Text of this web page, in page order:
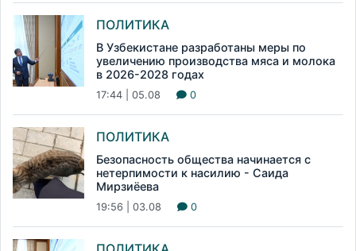
ПОЛИТИКА
В Узбекистане разработаны меры по
увеличению производства мяса и молока
в 2026-2028 годах
17:44 | 05.08 0
ПОЛИТИКА
Безопасность общества начинается с
нетерпимости к насилию - Саида
Мирзиёева
19:56 | 03.08 0